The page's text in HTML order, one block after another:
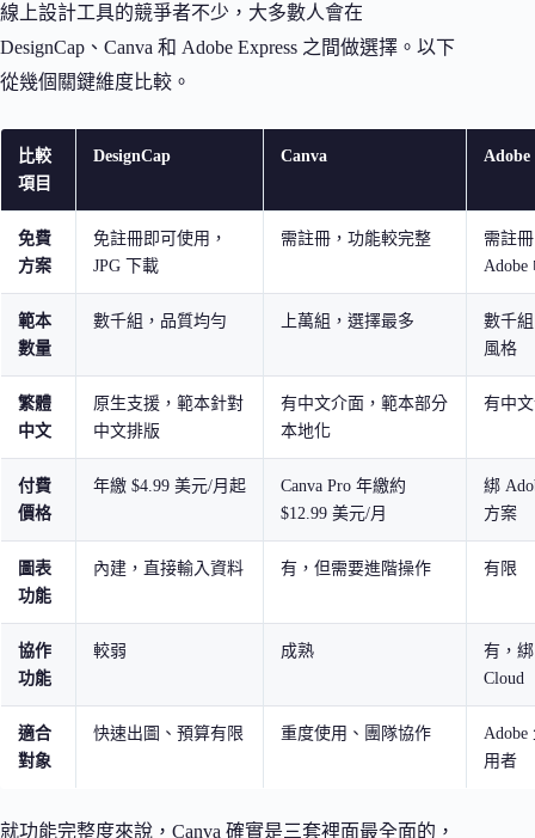
線上設計工具的競爭者不少，大多數人會在
DesignCap、Canva 和 Adobe Express 之間做選擇。以下
從幾個關鍵維度比較。
比較
項目
DesignCap Canva Adobe
免費
方案
免註冊即可使用，
JPG 下載
需註冊，功能較完整
需註
Adobe
範本
數量
數千組，品質均勻 上萬組，選擇最多
數千
風格
繁體
中文
原生支援，範本針對
中文排版
有中文介面，範本部分
本地化
有中
付費
價格
年繳 $4.99 美元/月起
Canva Pro 年繳約
$12.99 美元/月
綁
方案
圖表
功能
內建，直接輸入資料 有，但需要進階操作 有限
協作
功能
較弱 成熟
有，綁
Cloud
適合
對象
快速出圖、預算有限 重度使用、團隊協作
Adobe
用者
就功能完整度來說，Canva 確實是三套裡面最全面的，